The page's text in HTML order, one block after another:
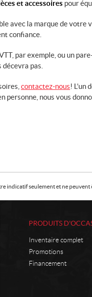
et accessoires pour
avec la marque de
confiance.
par exemple, ou un
pas.
contactez-nous! L’un
nous vous
indicatif seulement et ne
PRODUITS
Inventaire complet
Promotions
Financement